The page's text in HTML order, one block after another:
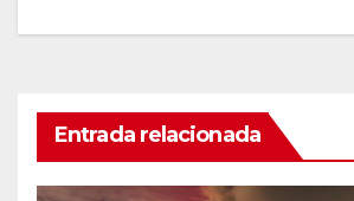
Entrada relacionada